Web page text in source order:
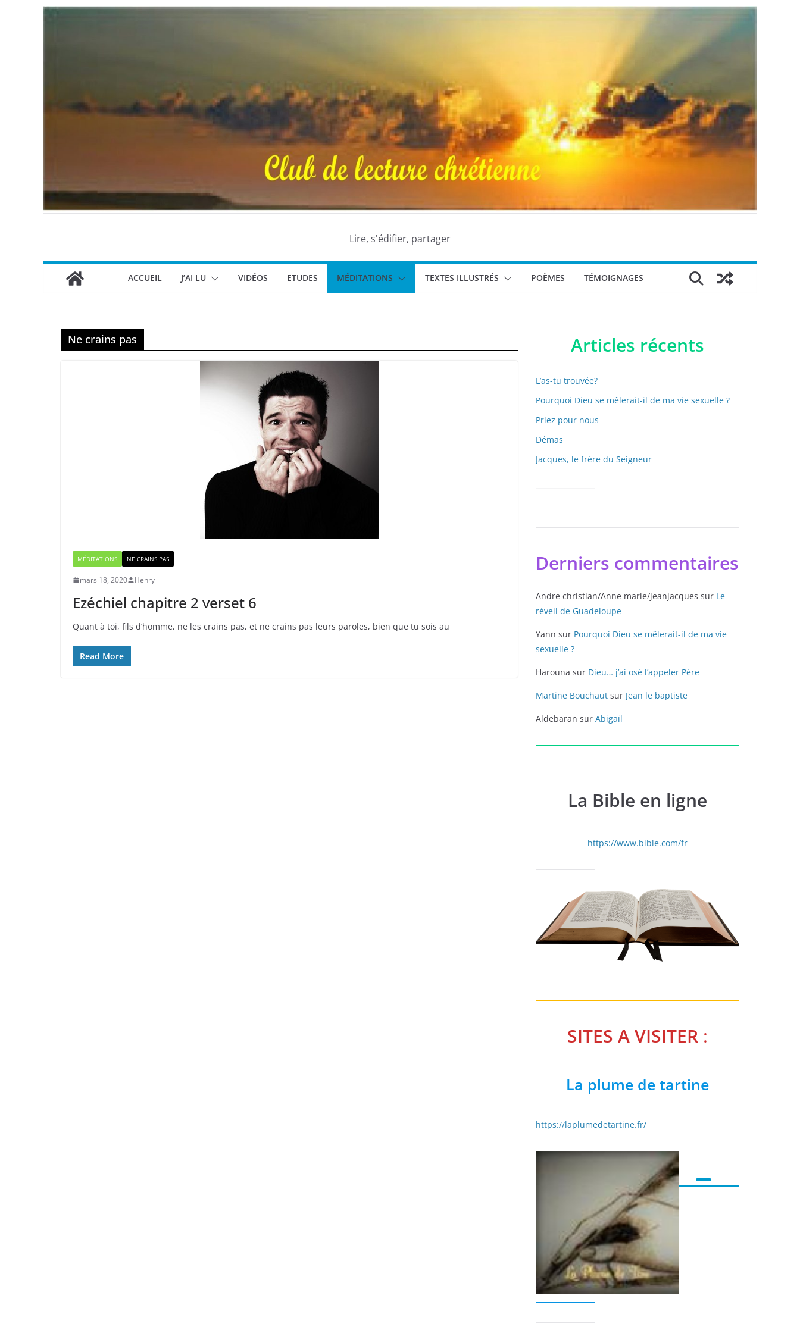
Lire, s'édifier, partager
ACCUEIL J’AI LU VIDÉOS ETUDES MÉDITATIONS TEXTES ILLUSTRÉS POÈMES TÉMOIGNAGES
Ne crains pas
MÉDITATIONS NE CRAINS PAS
mars 18, 2020 Henry
Ezéchiel chapitre 2 verset 6
Quant à toi, fils d’homme, ne les crains pas, et ne crains pas leurs paroles, bien que tu sois au
Read More
Articles récents
L’as-tu trouvée?
Pourquoi Dieu se mêlerait-il de ma vie sexuelle ?
Priez pour nous
Démas
Jacques, le frère du Seigneur
Derniers commentaires
Andre christian/Anne marie/jeanjacques sur Le
réveil de Guadeloupe
Yann sur Pourquoi Dieu se mêlerait-il de ma vie
sexuelle ?
Harouna sur Dieu… j’ai osé l’appeler Père
Martine Bouchaut sur Jean le baptiste
Aldebaran sur Abigaïl
La Bible en ligne
https://www.bible.com/fr
SITES A VISITER :
La plume de tartine
https://laplumedetartine.fr/